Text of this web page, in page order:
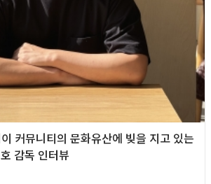
커뮤니티의 문화유산에 빚을 지고 있는
감독 인터뷰